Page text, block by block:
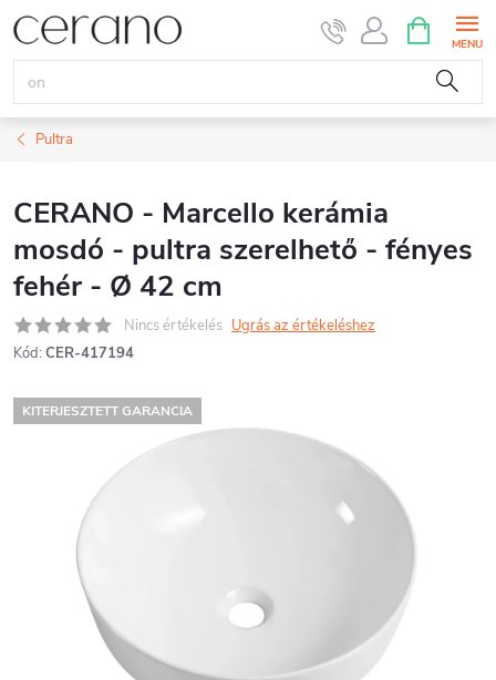
Ugrás
KOSÁR
Pultra
CERANO - Marcello kerámia
mosdó - pultra szerelhető - fényes
fehér - Ø 42 cm
Nincs értékelés Ugrás az értékeléshez
Kód: CER-417194
KITERJESZTETT GARANCIA